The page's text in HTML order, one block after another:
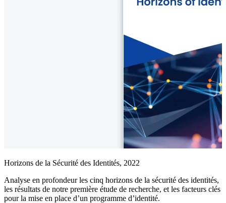
Horizons de la Sécurité des Identités, 2022
Analyse en profondeur les cinq horizons de la sécurité des identités,
les résultats de notre première étude de recherche, et les facteurs clés
pour la mise en place d’un programme d’identité.